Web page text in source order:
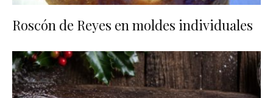
Roscón de Reyes en moldes individuales